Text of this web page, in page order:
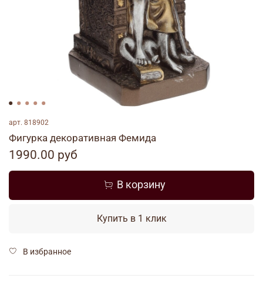
арт. 818902
Фигурка декоративная Фемида
1990.00 руб
В корзину
Купить в 1 клик
В избранное